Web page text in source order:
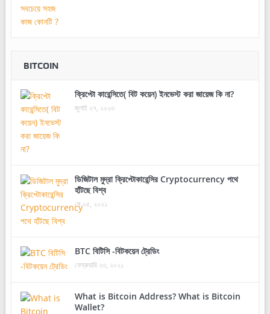
BITCOIN
ক্রিপ্টো কারেন্সিতে( বিট কয়েন) ইনভেস্ট করা জায়েজ কি না?
জুলাই ২৭, ২০২৩
ডিজিটাল মুদ্রা ক্রিপ্টোকারেন্সির Cryptocurrency পথে
হাঁটছে বিশ্ব
মে ০৫, ২০২১
BTC বিটিসি -বিটকয়েন ট্রেডিং
ফেব্রুয়ারি ২৩, ২০২১
What is Bitcoin Address? What is Bitcoin
Wallet?